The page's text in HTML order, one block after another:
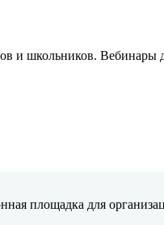
и школьников. Вебинары
площадка для